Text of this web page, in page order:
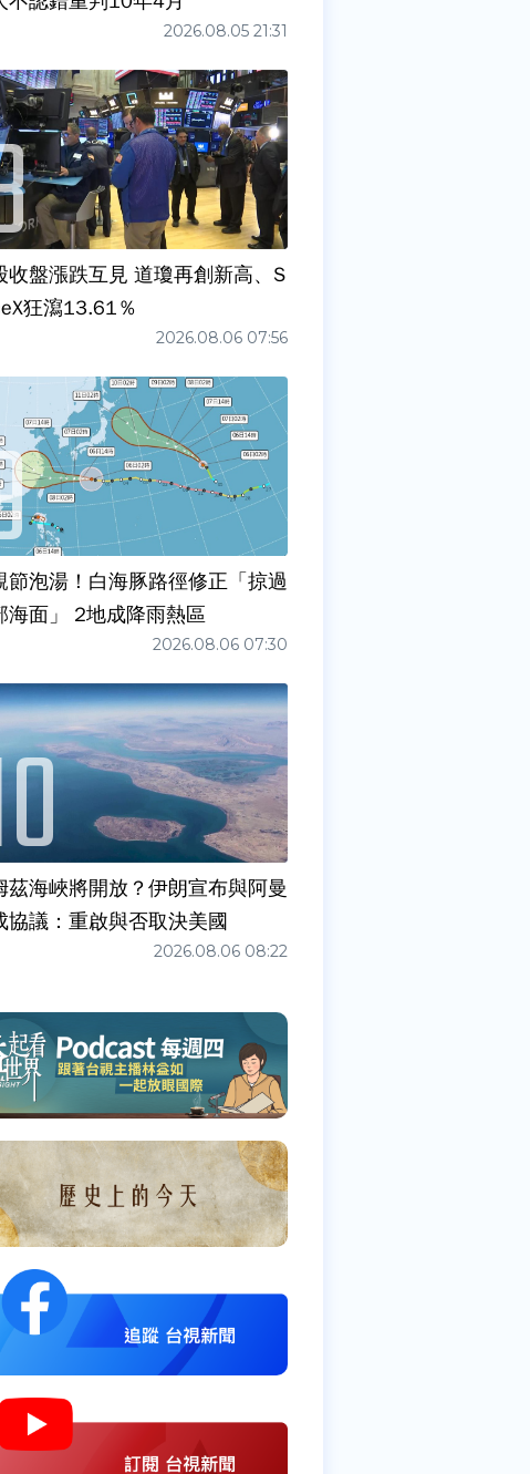
2026.08.05 21:31
收盤漲跌互見 道瓊再創新高、S
狂瀉13.61％
2026.08.06 07:56
節泡湯！白海豚路徑修正「掠過
海面」 2地成降雨熱區
2026.08.06 07:30
茲海峽將開放？伊朗宣布與阿曼
協議：重啟與否取決美國
2026.08.06 08:22